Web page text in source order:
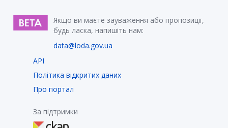
Якщо ви маєте зауваження або пропозиції,
будь ласка, напишіть нам:
data@loda.gov.ua
API
Політика відкритих даних
Про портал
За підтримки